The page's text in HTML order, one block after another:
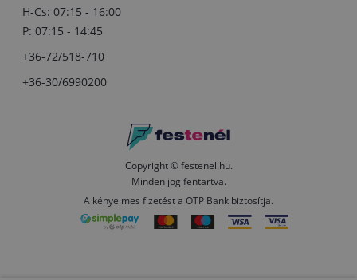
H-Cs: 07:15 - 16:00
P: 07:15 - 14:45
+36-72/518-710
+36-30/6990200
Copyright © festenel.hu.
Minden jog fentartva.
A kényelmes fizetést a OTP Bank biztosítja.